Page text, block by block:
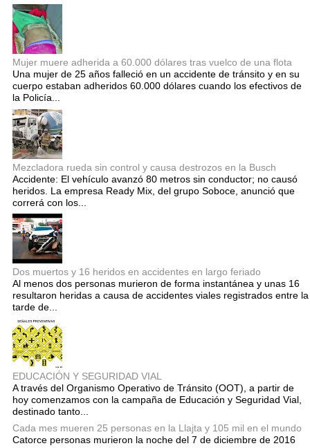
Mujer muere adherida a 60.000 dólares tras vuelco de una flota
Una mujer de 25 años falleció en un accidente de tránsito y en su
cuerpo estaban adheridos 60.000 dólares cuando los efectivos de
la Policía...
Mezcladora rueda sin control y causa destrozos en la Busch
Accidente: El vehículo avanzó 80 metros sin conductor; no causó
heridos. La empresa Ready Mix, del grupo Soboce, anunció que
correrá con los...
Dos muertos y 16 heridos en accidentes en largo feriado
Al menos dos personas murieron de forma instantánea y unas 16
resultaron heridas a causa de accidentes viales registrados entre la
tarde de...
EDUCACIÓN Y SEGURIDAD VIAL
A través del Organismo Operativo de Tránsito (OOT), a partir de
hoy comenzamos con la campaña de Educación y Seguridad Vial,
destinado tanto...
Cada mes mueren 25 personas en la Llajta y 105 mil en el mundo
Catorce personas murieron la noche del 7 de diciembre de 2016